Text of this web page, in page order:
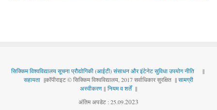
सिक्किम विश्वविद्यालय सूचना प्रौद्योगिकी (आईटी) संसाधन और इंटेनेट सुविधा उपयोग नीति
||
सहायता ||कॉपीराइट © सिक्किम विश्वविद्यालय, 2017 सर्वाधिकार सुरक्षित ||सामग्री
अस्वीकरण|| नियम व शर्तें||
अंतिम अपडेट : 25.09.2023